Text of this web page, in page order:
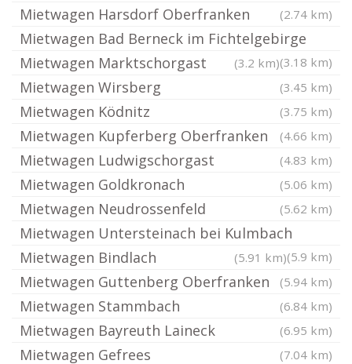
Mietwagen Harsdorf Oberfranken (2.74 km)
Mietwagen Bad Berneck im Fichtelgebirge
(3.18 km)
Mietwagen Marktschorgast (3.2 km)
Mietwagen Wirsberg (3.45 km)
Mietwagen Ködnitz (3.75 km)
Mietwagen Kupferberg Oberfranken (4.66 km)
Mietwagen Ludwigschorgast (4.83 km)
Mietwagen Goldkronach (5.06 km)
Mietwagen Neudrossenfeld (5.62 km)
Mietwagen Untersteinach bei Kulmbach
(5.9 km)
Mietwagen Bindlach (5.91 km)
Mietwagen Guttenberg Oberfranken (5.94 km)
Mietwagen Stammbach (6.84 km)
Mietwagen Bayreuth Laineck (6.95 km)
Mietwagen Gefrees (7.04 km)